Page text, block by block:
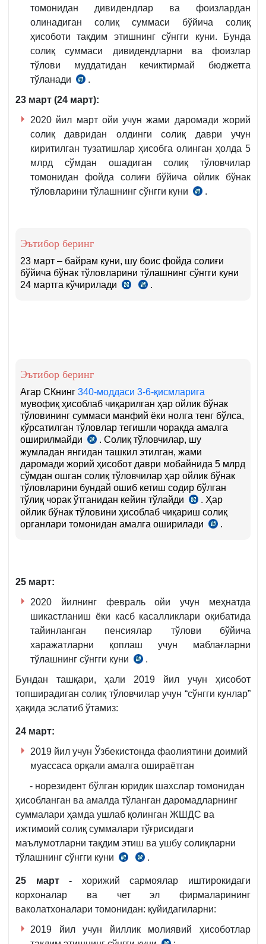
қ.
ва
4-
қ.
томонидан дивидендлар ва фоизлардан
олинадиган солиқ суммаси бўйича солиқ
ҳисоботи тақдим этишнинг сўнгги куни. Бунда
солиқ суммаси дивидендларни ва фоизлар
тўлови муддатидан кечиктирмай бюджетга
тўланади
СК
345-
5
ва
6-
қ.
.
23 март (24 март):
2020 йил март ойи учун жами даромади жорий
солиқ давридан олдинги солиқ даври учун
киритилган тузатишлар ҳисобга олинган ҳолда 5
млрд сўмдан ошадиган солиқ тўловчилар
томонидан фойда солиғи бўйича ойлик бўнак
тўловларини тўлашнинг сўнгги куни
СК
.
Эътибор беринг
23 март – байрам куни, шу боис фойда солиғи
бўйича бўнак тўловларини тўлашнинг сўнгги куни
24 мартга кўчирилади
СК СК
.
Эътибор беринг
Агар СКнинг 340-моддаси 3-6-қисмларига
мувофиқ ҳисоблаб чиқарилган ҳар ойлик бўнак
тўловининг суммаси манфий ёки нолга тенг бўлса,
кўрсатилган тўловлар тегишли чоракда амалга
оширилмайди
СК
340-
м.
7-
қ.
. Солиқ тўловчилар, шу
жумладан янгидан ташкил этилган, жами
даромади жорий ҳисобот даври мобайнида 5 млрд
сўмдан ошган солиқ тўловчилар ҳар ойлик бўнак
тўловларини бундай ошиб кетиш содир бўлган
тўлиқ чорак ўтганидан кейин тўлайди
СК
340-
м.
. Ҳар
ойлик бўнак тўловини ҳисоблаб чиқариш солиқ
органлари томонидан амалга оширилади
СК
.
25 март:
2020 йилнинг февраль ойи учун меҳнатда
шикастланиш ёки касб касалликлари оқибатида
тайинланган пенсиялар тўлови бўйича
харажатларни қоплаш учун маблағларни
тўлашнинг сўнгги куни
АВ
03.11.2016
й.
ижтимоий
шунингдек
харажатларни
қоплаш
бўйича
суммаларнинг
тўланишини
ташкилотлар
томонидан
нафақа
.
Бундан ташқари, ҳали 2019 йил учун ҳисобот
топширадиган солиқ тўловчилар учун “сўнгги кунлар”
ҳақида эслатиб ўтамиз:
24 март:
2019 йил учун Ўзбекистонда фаолиятини доимий
муассаса орқали амалга ошираётган
- норезидент бўлган юридик шахслар томонидан
ҳисобланган ва амалда тўланган даромадларнинг
суммалари ҳамда ушлаб қолинган ЖШДС ва
ижтимоий солиқ суммалари тўғрисидаги
маълумотларни тақдим этиш ва ушбу солиқларни
тўлашнинг сўнгги куни
СК
2-
СК
м.
.
25 март - хорижий сармоялар иштирокидаги
корхоналар ва чет эл фирмаларининг
ваколатхоналари томонидан: қуйидагиларни:
2019 йил учун йиллик молиявий ҳисоботлар